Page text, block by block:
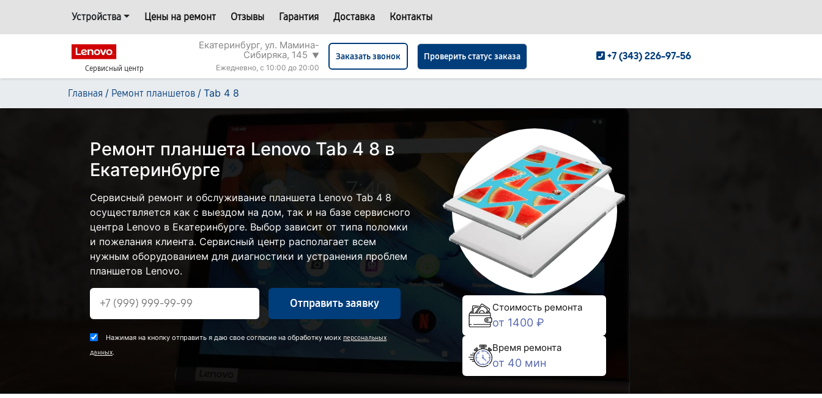
Устройства Цены на ремонт Отзывы Гарантия Доставка Контакты
Сервисный центр
Екатеринбург, ул. Мамина-
Сибиряка, 145 ▼
Ежедневно, с 10:00 до 20:00
Заказать звонок Проверить статус заказа +7 (343) 226-97-56
Главная / Ремонт планшетов / Tab 4 8
Ремонт планшета Lenovo Tab 4 8 в
Екатеринбурге
Сервисный ремонт и обслуживание планшета Lenovo Tab 4 8
осуществляется как с выездом на дом, так и на базе сервисного
центра Lenovo в Екатеринбурге. Выбор зависит от типа поломки
и пожелания клиента. Сервисный центр располагает всем
нужным оборудованием для диагностики и устранения проблем
планшетов Lenovo.
Отправить заявку
Нажимая на кнопку отправить я даю свое согласие на обработку моих персональных
данных.
Стоимость ремонта
от 1400 ₽
Время ремонта
от 40 мин